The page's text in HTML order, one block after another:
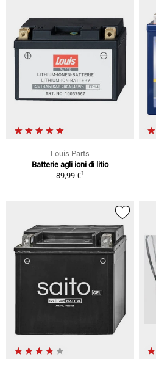
Louis Parts
Batterie agli ioni di litio
89,99 €1